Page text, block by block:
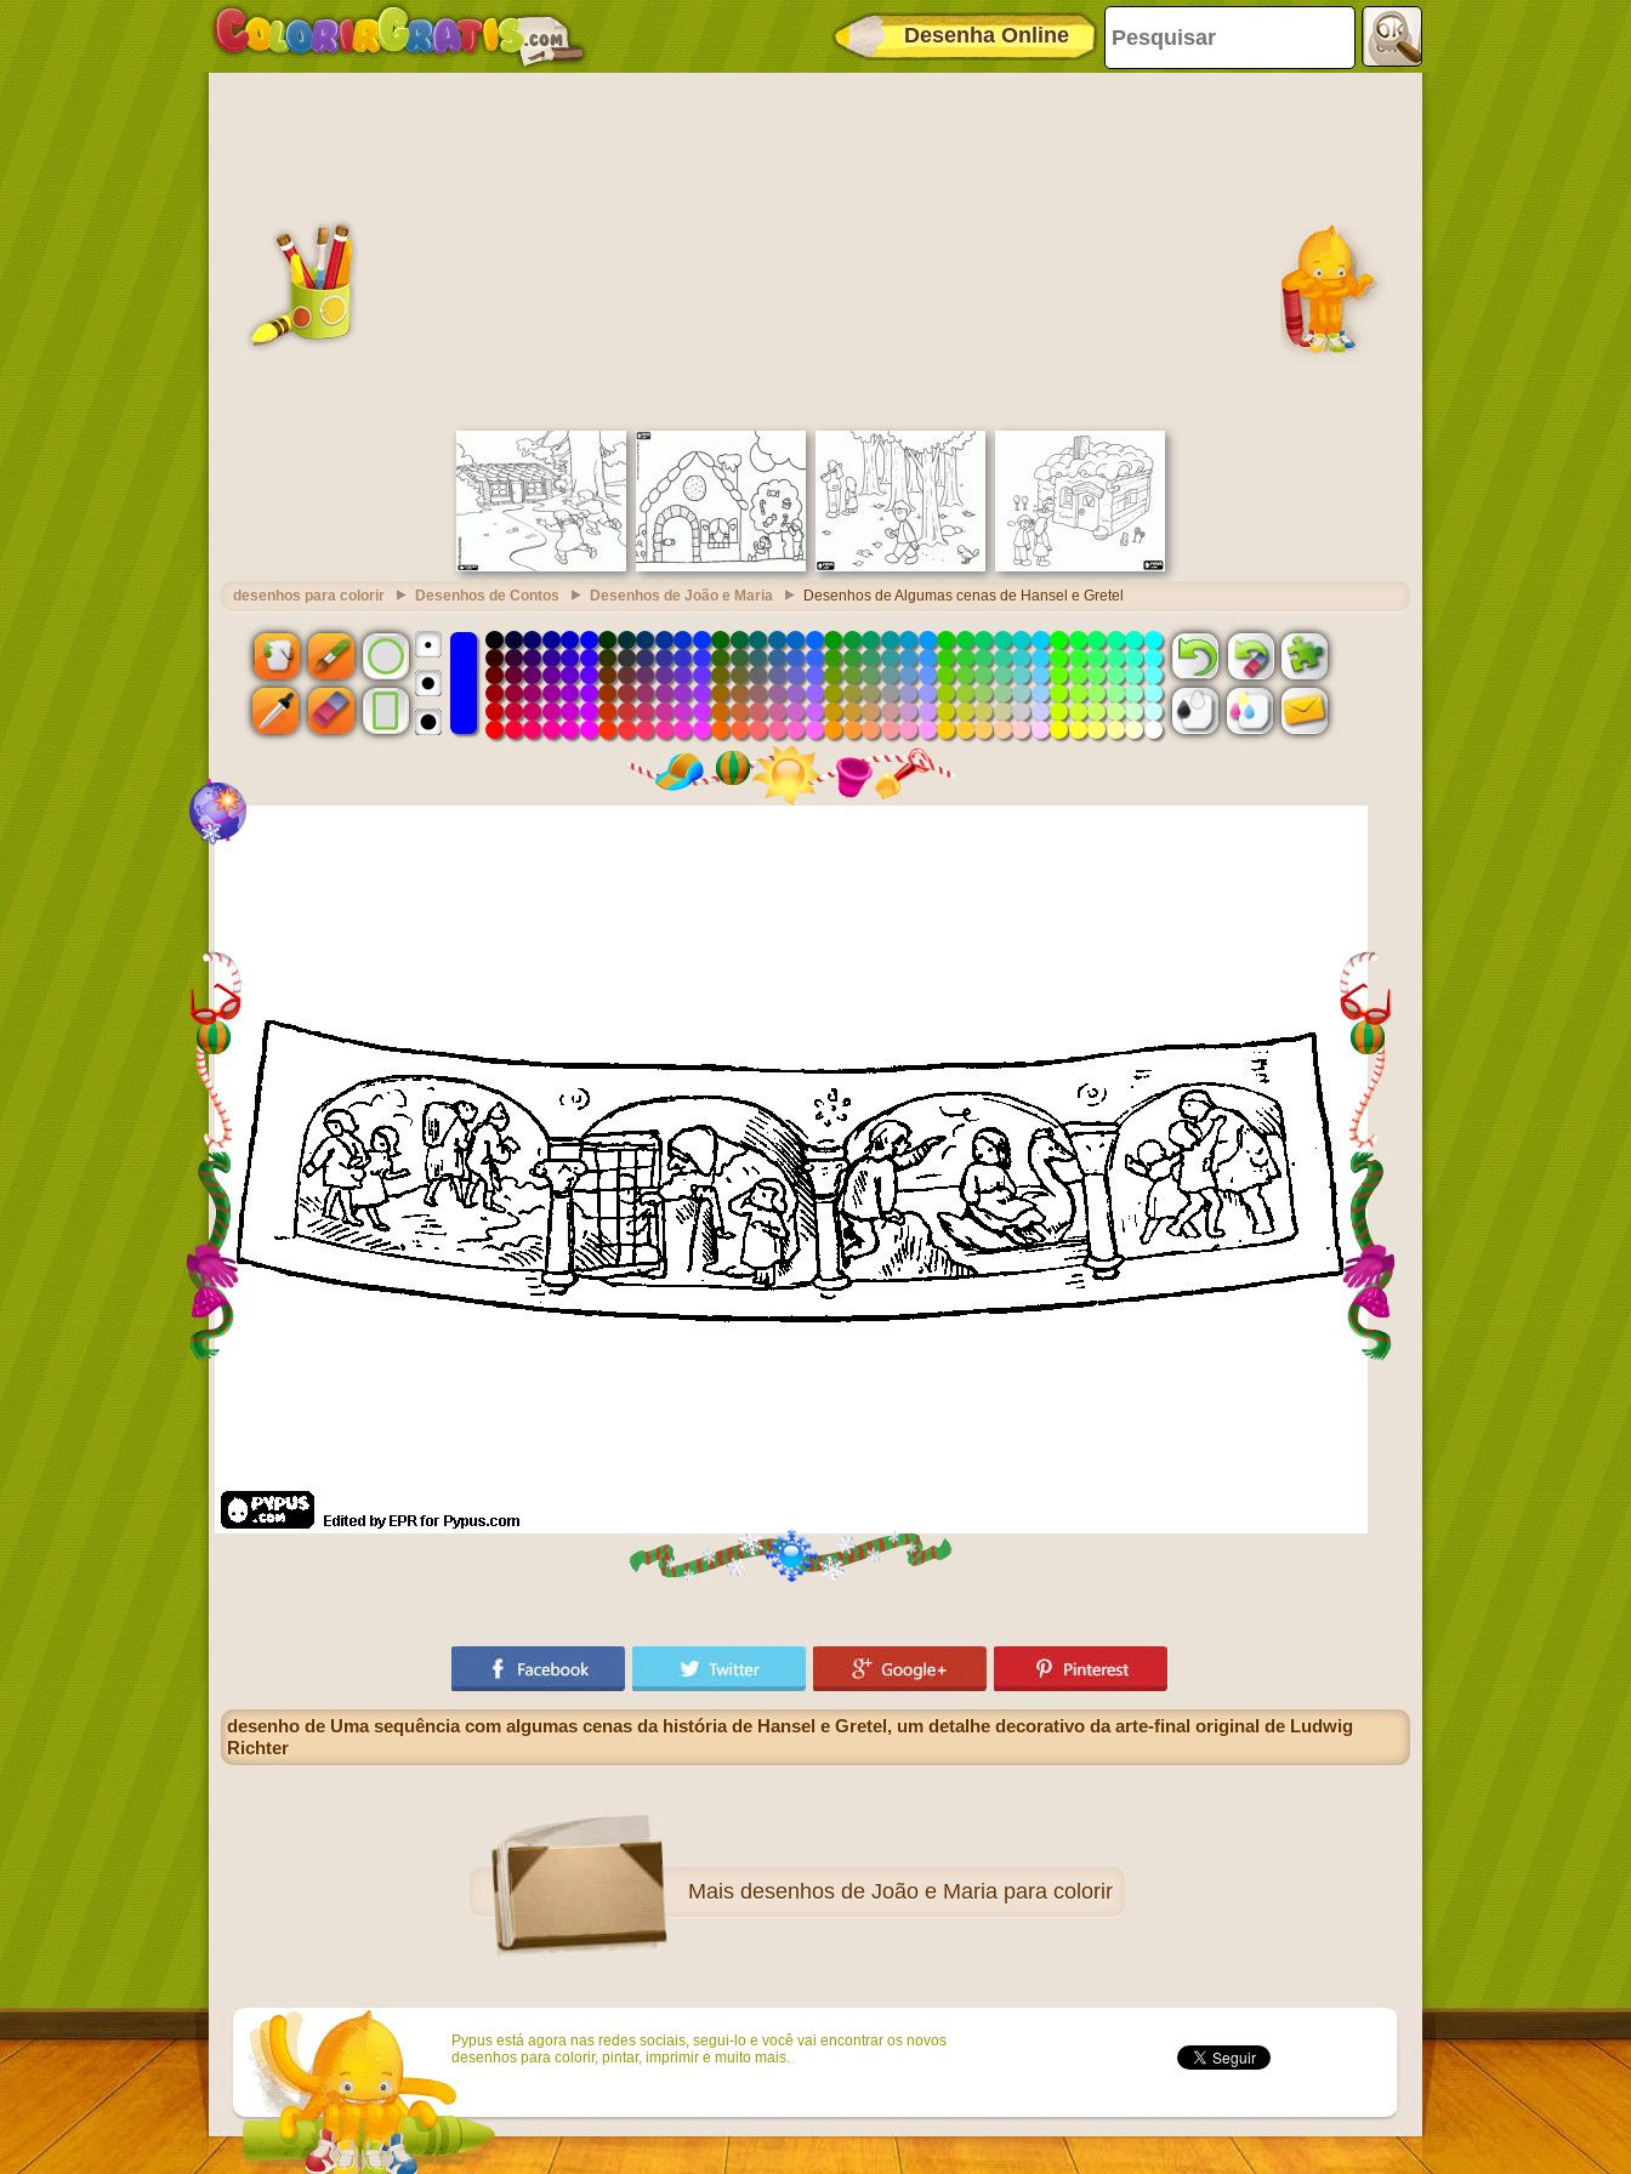
Desenha Online
desenhos para colorir Desenhos de Contos Desenhos de João e Maria Desenhos de Algumas cenas de Hansel e Gretel
desenho de Uma sequência com algumas cenas da história de Hansel e Gretel, um detalhe decorativo da arte-final original de Ludwig
Richter
Mais desenhos de João e Maria para colorir
Pypus está agora nas redes sociais, segui-lo e você vai encontrar os novos
desenhos para colorir, pintar, imprimir e muito mais.